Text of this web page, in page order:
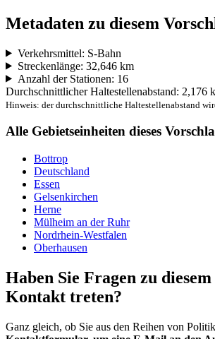
Metadaten zu diesem
Verkehrsmittel: S-Bahn
Streckenlänge: 32,646 km
Anzahl der Stationen: 16
Durchschnittlicher Haltestellenabstand: 2,176
Hinweis: der durchschnittliche Haltestellenabstand
Alle Gebietseinheiten dieses
Bottrop
Deutschland
Essen
Gelsenkirchen
Herne
Mülheim an der Ruhr
Nordrhein-Westfalen
Oberhausen
Haben Sie Fragen zu
Kontakt treten?
Ganz gleich, ob Sie aus den Reihen von